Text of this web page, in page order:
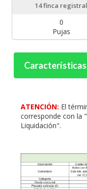
14finca registral
0
Pujas
Características
ATENCIÓN: El
corresponde con la
Liquidación".